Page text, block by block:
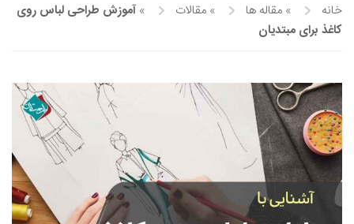
آموزش مجازی طراحی لباس
آموزش مجازی گرافیک
آموزش مجازی طراحی داخلی
نقاشی پاستل
نقاشی رنگ روغن
نقاشی آبرنگ
خوشنویسی نستعلیق
خوشنویسی با خودکار
خانه » مقاله ها » مقالات » آموزش طراحی لباس روی
کاغذ برای مبتدیان